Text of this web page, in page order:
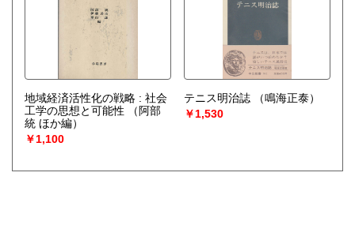
地域経済活性化の戦略 : 社会
工学の思想と可能性
（阿部
統 ほか編）
￥1,100
テニス明治誌
（鳴海正泰）
￥1,530